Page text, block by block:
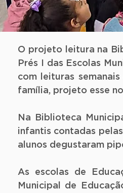
O projeto leitura na
Prés I das Escolas
com leituras
família, projeto esse
Na Biblioteca
infantis contadas
alunos degustaram
As escolas de
Municipal de